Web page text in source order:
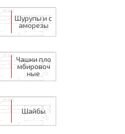
Шурупы и с
аморезы
Чашки пло
мбировоч
ные
Шайбы